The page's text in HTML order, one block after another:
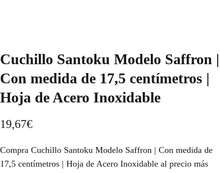
Cuchillo Santoku Modelo Saffron |
Con medida de 17,5 centímetros |
Hoja de Acero Inoxidable
19,67€
Compra Cuchillo Santoku Modelo Saffron | Con medida de
17,5 centímetros | Hoja de Acero Inoxidable al precio más